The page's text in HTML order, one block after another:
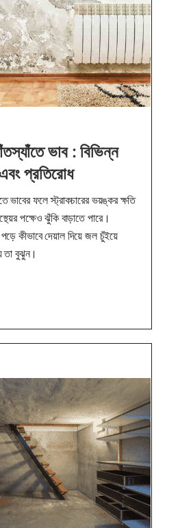
ভাব : বিভিন্ন
প্রতিরোধ
ভাবের ফলে স্ট্রাকচারের ভয়ঙ্কর ক্ষতি
পক্ষেও ঝুঁকি বাড়াতে পারে।
পড়ে কীভাবে দেয়াল দিয়ে জল চুঁইয়ে
তা বুঝুন।